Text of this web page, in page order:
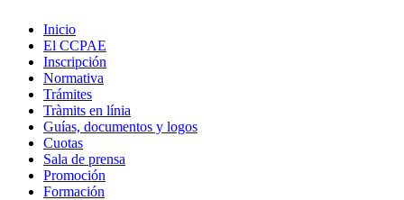
Inicio
El CCPAE
Inscripción
Normativa
Trámites
Tràmits en línia
Guías, documentos y logos
Cuotas
Sala de prensa
Promoción
Formación